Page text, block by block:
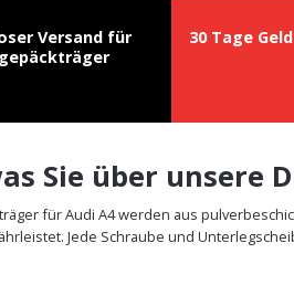
Versand für
30 Tage
Sie über unsere
für Audi A4 werden aus
Jede Schraube und